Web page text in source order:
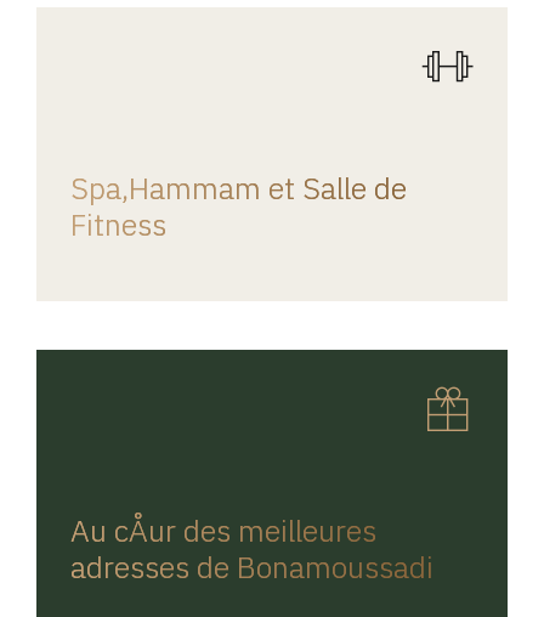
Spa,Hammam et Salle de
Fitness
Au cÅur des meilleures
adresses de Bonamoussadi